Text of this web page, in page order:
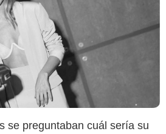
se preguntaban cuál sería su